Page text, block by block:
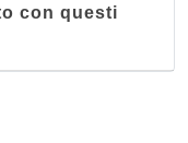
con questi